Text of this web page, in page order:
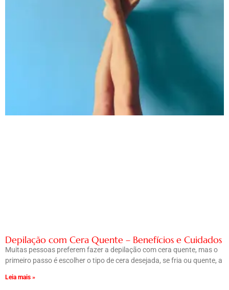
Depilação com Cera Quente – Benefícios e Cuidados
Muitas pessoas preferem fazer a depilação com cera quente, mas o
primeiro passo é escolher o tipo de cera desejada, se fria ou quente, a
Leia mais »